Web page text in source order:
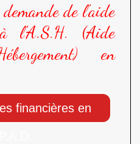
de l'aide
l'A.S.H. (Aide
en
financières en